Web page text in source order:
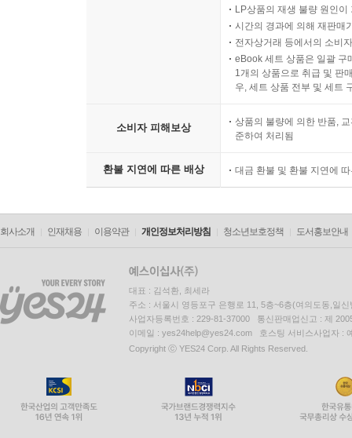
LP상품의 재생 불량 원인
시간의 경과에 의해 재판매
전자상거래 등에서의 소비
eBook 세트 상품은 일괄 구
1개의 상품으로 취급 및 판
우, 세트 상품 전부 및 세트
소비자 피해보상
상품의 불량에 의한 반품,
준하여 처리됨
환불 지연에 따른 배상 대금 환불 및 환불 지연에
회사소개 인재채용 이용약관 개인정보처리방침 청소년보호정책 도서홍보안내
대표 : 김석환, 최세라
주소 : 서울시 영등포구 은행로 11, 5층~6층(여의도동,일신
사업자등록번호 : 229-81-37000 통신판매업신고 : 제
이메일 : yes24help@yes24.com 호스팅 서비스사업자 :
Copyright ⓒ YES24 Corp. All Rights Reserved.